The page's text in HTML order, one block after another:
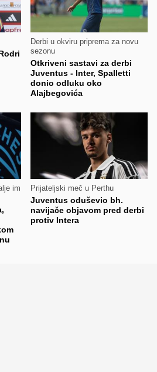
Derbi u okviru priprema za novu
sezonu
Otkriveni sastavi za derbi
Juventus - Inter, Spalletti
donio odluku oko
Alajbegovića
im
Prijateljski meč u Perthu
Juventus oduševio bh.
navijače objavom pred derbi
protiv Intera